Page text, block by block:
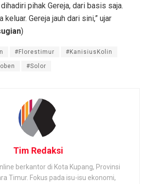
pihak Gereja, dari basis saja.
keluar. Gereja jauh dari sini,” ujar
)
#Florestimur #KanisiusKolin
#Solor
Tim Redaksi
berkantor di Kota Kupang, Provinsi
Timur. Fokus pada isu-isu ekonomi,